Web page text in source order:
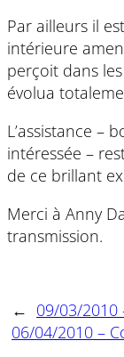
Par ailleurs il
intérieure
perçoit dans
évolua
L’assistance –
intéressée –
de ce brillant
Merci à Anny
transmission.
← 09/03/2010
06/04/2010 –